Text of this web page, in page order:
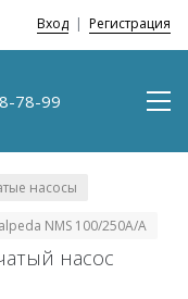
Вход | Регистрация
78-99
насосы
NMS 100/250A/A
насос